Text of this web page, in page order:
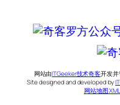
网站由ITGeeker技术奇客开发
Site designed and developed by
网站地图 XML